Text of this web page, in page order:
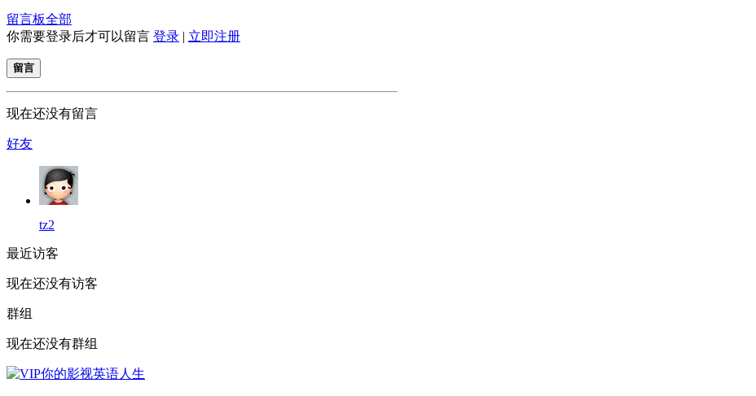
留言板全部
你需要登录后才可以留言 登录 | 立即注册
留言
现在还没有留言
好友
tz2
最近访客
现在还没有访客
群组
现在还没有群组